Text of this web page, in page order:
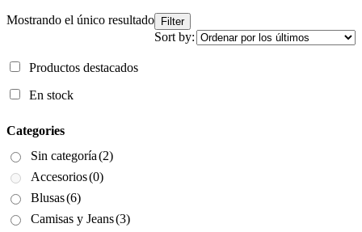
Mostrando el único resultado
Filter
Sort by:
Productos destacados
En stock
Categories
Sin categoría(2)
Accesorios(0)
Blusas(6)
Camisas y Jeans(3)